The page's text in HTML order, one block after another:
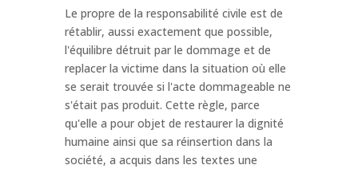
Le propre de la responsabilité civile est de
rétablir, aussi exactement que possible,
l'équilibre détruit par le dommage et de
replacer la victime dans la situation où elle
se serait trouvée si l'acte dommageable ne
s'était pas produit. Cette règle, parce
qu'elle a pour objet de restaurer la dignité
humaine ainsi que sa réinsertion dans la
société, a acquis dans les textes une